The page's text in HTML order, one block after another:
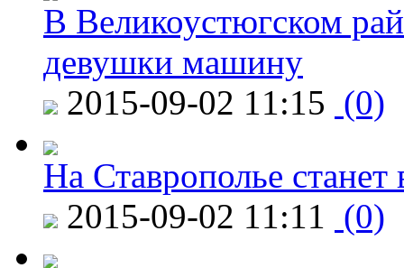
В Великоустюгском
девушки машину
2015-09-02 11:15 (0)
На Ставрополье
2015-09-02 11:11 (0)